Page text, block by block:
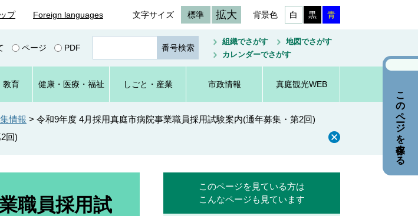
プ Foreign languages 文字サイズ 標準 拡大 背景色 白 黒 青
ページ PDF
ジ
番
号
を
入
組織でさがす
地図でさがす
カレンダーでさがす
教育 健康・ 医療・ 福祉 しごと ・産業 市政情報 真庭観光WEB
情報 > 令和9年度 4月採用真庭市病院事業職員採用試験案内(通年募集・第2回)
回)
職員採用試
このページを見ている方は
こんなページも見ています
このページを保存する